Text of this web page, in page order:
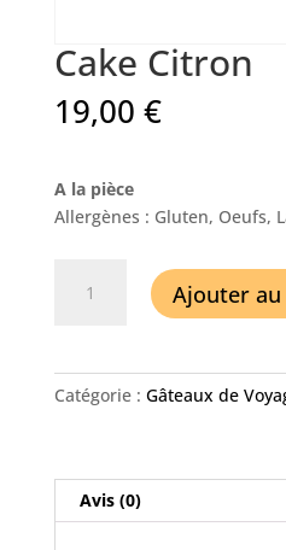
Cake Citron
19,00 €
A la pièce
Allergènes : Gluten, Oeufs,
Ajouter
Catégorie : Gâteaux de
Avis (0)